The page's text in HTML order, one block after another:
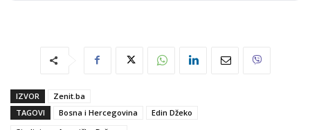
IZVOR
Zenit.ba
TAGOVI
Bosna i Hercegovina
Edin Džeko